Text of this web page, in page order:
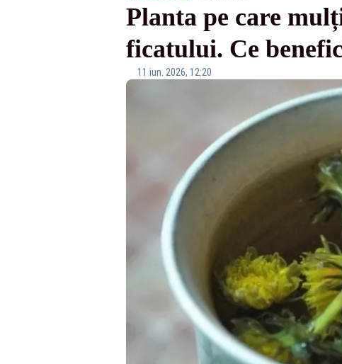
Planta pe care
ficatului. Ce
11 iun. 2026, 12:20